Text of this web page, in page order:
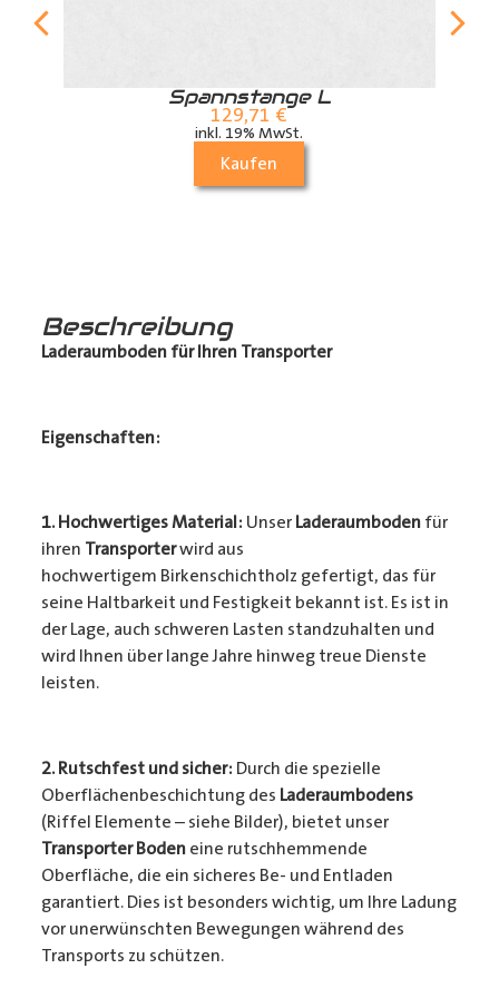
Spannstange L
129,71 €
inkl. 19% MwSt.
Kaufen
Beschreibung
Laderaumboden für Ihren Transporter
Eigenschaften:
1. Hochwertiges Material: Unser Laderaumbodenfür
ihren Transporterwird aus
hochwertigem Birkenschichtholz gefertigt, das für
seine Haltbarkeit und Festigkeit bekannt ist. Es ist in
der Lage, auch schweren Lasten standzuhalten und
wird Ihnen über lange Jahre hinweg treue Dienste
leisten.
2. Rutschfest und sicher: Durch die spezielle
Oberflächenbeschichtung des Laderaumbodens
(Riffel Elemente – siehe Bilder), bietet unser
Transporter Bodeneine rutschhemmende
Oberfläche, die ein sicheres Be- und Entladen
garantiert. Dies ist besonders wichtig, um Ihre Ladung
vor unerwünschten Bewegungen während des
Transports zu schützen.